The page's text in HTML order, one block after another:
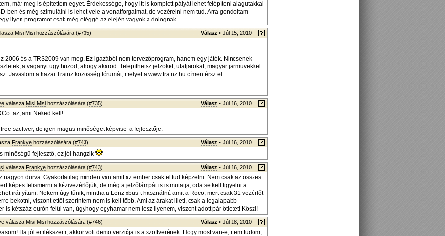
már meg is építettem egyet. Érdekessége, hogy itt is komplett pályát lehet felépíteni alagutakkal
ben és még szimulálni is lehet vele a vonatforgalmat, de vezérelni nem tud. Arra gondoltam
ilyen programot csak még eléggé az elején vagyok a dolognak.
Misi Misi hozzászólására (#735) Válasz • Júl 15, 2010
2006 és a TRS2009 van meg. Ez igazából nem tervezőprogram, hanem egy játék. Nincsenek
a vágányt úgy húzod, ahogy akarod. Telepíthetsz jelzőket, útátjárókat, magyar járművekkel
Javaslom a hazai Trainz közösség fórumát, melyet a www.trainz.hu címen érsz el.
válasza Misi Misi hozzászólására (#735) Válasz • Júl 16, 2010
az, ami Neked kell!
szoftver, de igen magas minőséget képvisel a fejlesztője.
Frankye hozzászólására (#743) Válasz • Júl 16, 2010
minőségű fejlesztő, ez jól hangzik
válasza Frankye hozzászólására (#743) Válasz • Júl 16, 2010
nagyon durva. Gyakorlatilag minden van amit az ember csak el tud képzelni. Nem csak az összes
képes felismerni a kézivezérlőjük, de még a jelzőlámpát is is mutatja, oda se kell figyelni a
irányítani. Nekem úgy tűnik, mintha a Lenz xbus-t használná amit a Roco, mert csak 31 vezérlőt
bekötni, viszont ettől szerintem nem is kell több. Ami az árakat illeti, csak a legalapabb
is kétszáz eurón felül van, úgyhogy egyhamar nem lesz ilyenem, viszont adott pár ötletet! Köszi!
válasza Misi Misi hozzászólására (#746) Válasz • Júl 18, 2010
Ha jól emlékszem, akkor volt demo verziója is a szoftverének. Hogy most van-e, nem tudom,